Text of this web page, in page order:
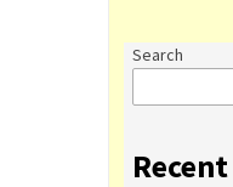
Search